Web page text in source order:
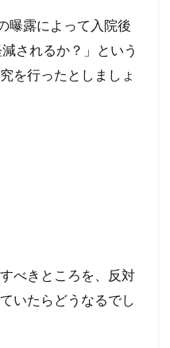
曝露によって入院後
されるか？」という
を行ったとしましょ
べきところを、反対
いたらどうなるでし